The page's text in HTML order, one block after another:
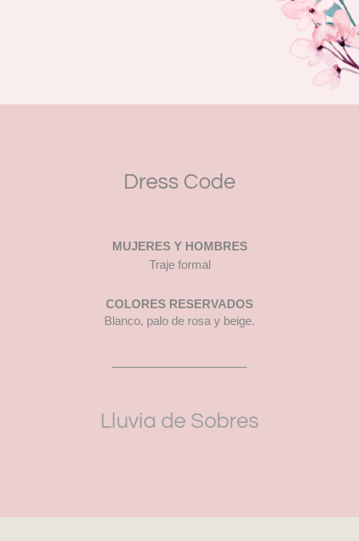
Dress Code
MUJERES Y HOMBRES
Traje formal
COLORES RESERVADOS
Blanco, palo de rosa y beige.
Lluvia de Sobres